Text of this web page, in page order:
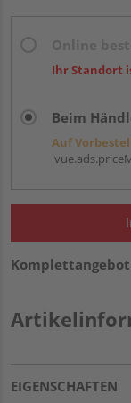
Ihr Standort
Beim
Auf
EIGENSCHAFTEN